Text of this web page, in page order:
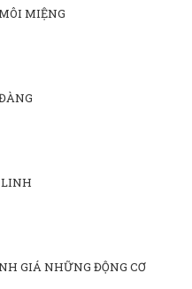
MIỆNG
GIÁ NHỮNG ĐỘNG CƠ